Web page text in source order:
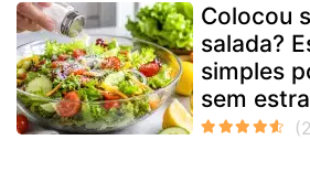
Colocou
salada?
simples
sem